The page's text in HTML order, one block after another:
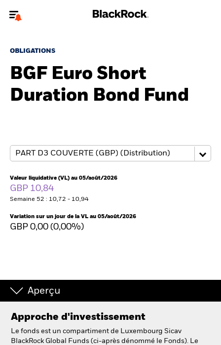
financiers.
jourvotre type d'utilisateur
A propos de BlackRock
Thèmes
ETFs & Fonds indiciels
Documents
BlackRock
OBLIGATIONS
BGF Euro Short
Duration Bond Fund
Valeur liquidative (VL) au 05/août/2026
GBP 10,84
Semaine 52 : 10,72 - 10,94
Variation sur un jour de la VL au 05/août/2026
GBP 0,00 (0,00%)
Aperçu
Approche d'investissement
Le fonds est un compartiment de Luxembourg Sicav
BlackRock Global Funds (ci-après dénommé le Fonds). Le